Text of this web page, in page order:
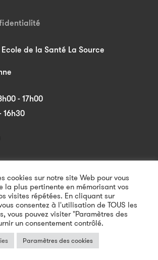
de la Santé La Source
- 17h00
16h30
cookies sur notre site Web pour vous
la plus pertinente en mémorisant vos
visites répétées. En cliquant sur
consentez à l'utilisation de TOUS les
vous pouvez visiter "Paramètres des
un consentement contrôlé.
Paramètres des cookies